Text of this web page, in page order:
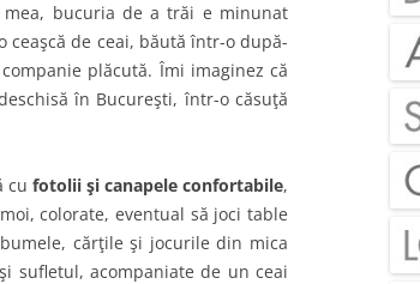
mea, bucuria de a trăi e minunat
ceaşcă de ceai, băută într-o după-
plăcută. Îmi imaginez că
în Bucureşti, într-o căsuţă
cu fotolii şi canapele confortabile,
colorate, eventual să joci table
cărţile şi jocurile din mica
sufletul, acompaniate de un ceai